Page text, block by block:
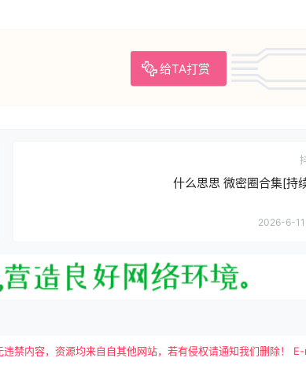
给TA打赏
什么思思 微密圈合集[持
2026-6-11
禁内容，资源均来自自其他网站，若有侵权请通知我们删除！